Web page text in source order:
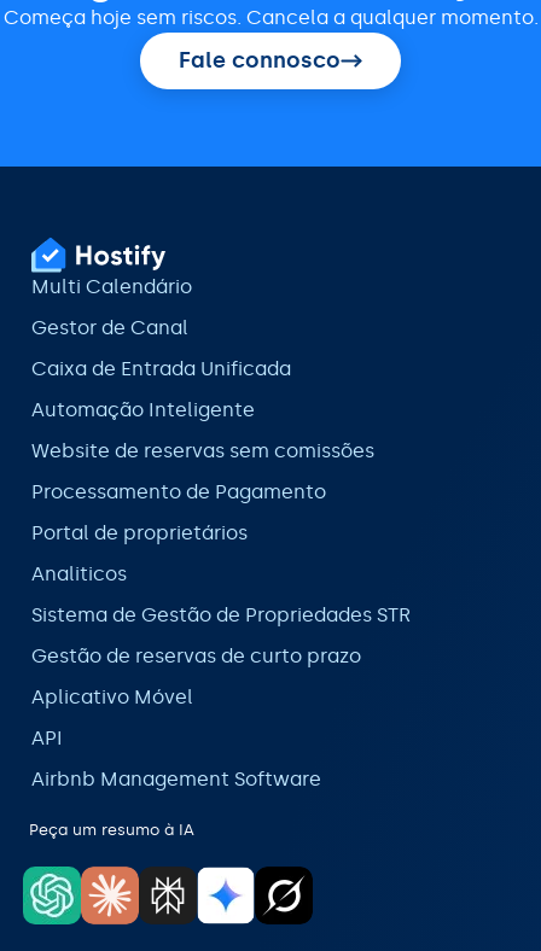
Começa hoje sem riscos. Cancela a qualquer momento.
Fale connosco
Multi Calendário
Gestor de Canal
Caixa de Entrada Unificada
Automação Inteligente
Website de reservas sem comissões
Processamento de Pagamento
Portal de proprietários
Analiticos
Sistema de Gestão de Propriedades STR
Gestão de reservas de curto prazo
Aplicativo Móvel
API
Airbnb Management Software
Peça um resumo à IA